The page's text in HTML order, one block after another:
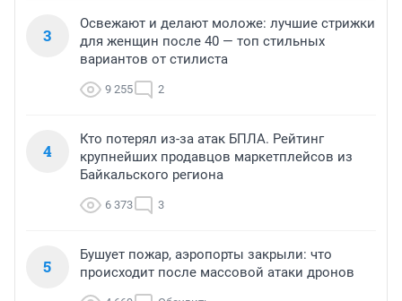
3
Освежают и делают моложе: лучшие стрижки
для женщин после 40 — топ стильных
вариантов от стилиста
9 255 2
4
Кто потерял из-за атак БПЛА. Рейтинг
крупнейших продавцов маркетплейсов из
Байкальского региона
6 373 3
5
Бушует пожар, аэропорты закрыли: что
происходит после массовой атаки дронов